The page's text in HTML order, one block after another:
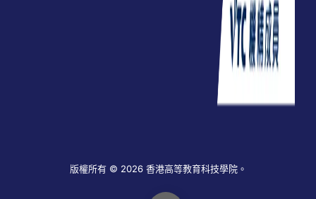
版權所有 © 2026 香港高等教育科技學院。